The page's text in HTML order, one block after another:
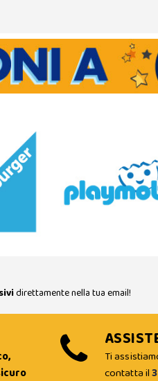
direttamente nella tua email!
Ti
contatta il